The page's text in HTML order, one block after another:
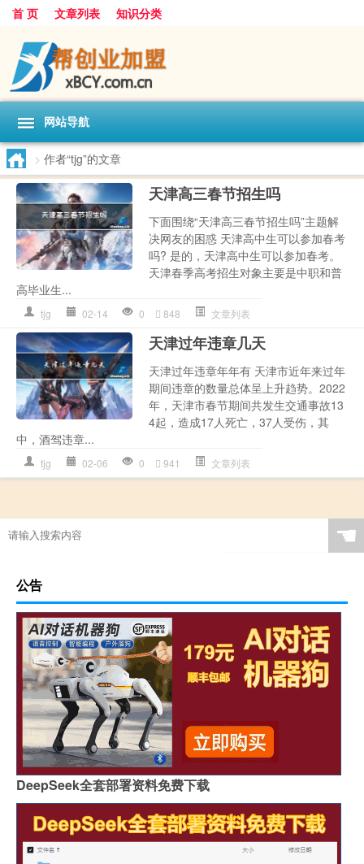
首 页 文章列表 知识分类
网站导航
> 作者“tjg”的文章
天津高三春节招生吗
下面围绕“天津高三春节招生吗”主题解
决网友的困惑 天津高中生可以参加春考
吗? 是的，天津高中生可以参加春考。
天津春季高考招生对象主要是中职和普
高毕业生...
tjg 02-14 0 848 文章列表
天津过年违章几天
天津过年违章年年有 天津市近年来过年
期间违章的数量总体呈上升趋势。2022
年，天津市春节期间共发生交通事故13
4起，造成17人死亡，37人受伤，其
中，酒驾违章...
tjg 02-06 0 941 文章列表
☚
公告
DeepSeek全套部署资料免费下载